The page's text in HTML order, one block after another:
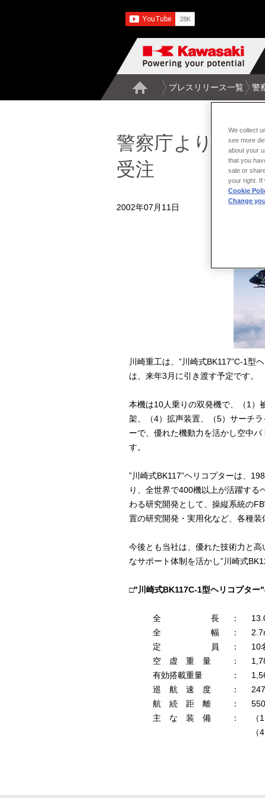
プレスリリース一覧 警
警察庁より"川崎
受注
2002年07月11日
川崎重工は、”川崎式BK117”C-1型
は、来年3月に引き渡す予定です。
本機は10人乗りの双発機で、（1）
架、（4）拡声装置、（5）サーチ
ーで、優れた機動力を活かし空中
す。
”川崎式BK117”ヘリコプターは、
り、全世界で400機以上が活躍する
わる研究開発として、操縦系統の
置の研究開発・実用化など、各種装
今後とも当社は、優れた技術力と
なサポート体制を活かし”川崎式
□"川崎式BK117C-1型ヘリコプター
全 長 ：
全 幅
：
定 員
：
10
空 虚 重 量
：
有効搭載重量
：
巡 航 速 度
：
航 続 距 離
：
主 な 装 備
：
We collect
see more
about your
that you
sale or
your right. If
Cookie
Change